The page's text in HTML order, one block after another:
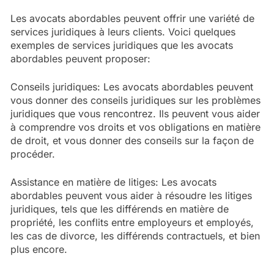
Les avocats abordables peuvent offrir une variété de
services juridiques à leurs clients. Voici quelques
exemples de services juridiques que les avocats
abordables peuvent proposer:
Conseils juridiques: Les avocats abordables peuvent
vous donner des conseils juridiques sur les problèmes
juridiques que vous rencontrez. Ils peuvent vous aider
à comprendre vos droits et vos obligations en matière
de droit, et vous donner des conseils sur la façon de
procéder.
Assistance en matière de litiges: Les avocats
abordables peuvent vous aider à résoudre les litiges
juridiques, tels que les différends en matière de
propriété, les conflits entre employeurs et employés,
les cas de divorce, les différends contractuels, et bien
plus encore.